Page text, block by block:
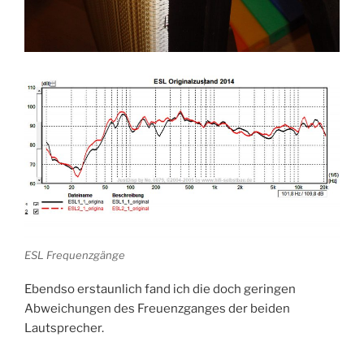
ESL Frequenzgänge
Ebendso erstaunlich fand ich die doch geringen
Abweichungen des Freuenzganges der beiden
Lautsprecher.